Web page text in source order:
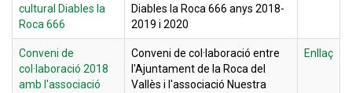
cultural Diables la
Roca 666
Diables la Roca 666 anys 2018-
2019 i 2020
Conveni de
col·laboració 2018
amb l'associació
Conveni de col·laboració entre
l'Ajuntament de la Roca del
Vallès i l'associació Nuestra
Enllaç